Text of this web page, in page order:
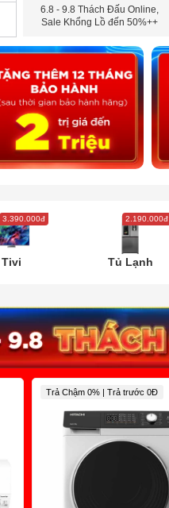
6.8 - 9.8 Thách Đấu Online,
Sale Khổng Lồ đến 50%++
3.390.000đ
Tivi
2.190.000đ
Tủ Lạnh
Trả Chậm 0% | Trả trước 0Đ